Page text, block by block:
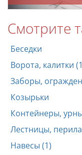
Смотрите
Беседки
Ворота, калитки
Заборы,
Козырьки
Контейнеры,
Лестницы,
Навесы (1)